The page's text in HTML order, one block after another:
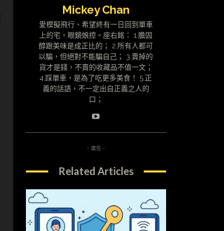
Mickey Chan
愛模擬飛行、希望終有一日回到單車
上的宅，眼鏡娘控。座右銘： 1.膽固
醇跟美味是成正比的； 2.所有人都可
以騙，但絕對不能騙自己； 3.賣掉的
貨才是錢，不賣的收藏品不值一文；
4.踩單車，是為了吃更多美食！ 5.正
義的話語，不一定出自正義之人的
口；
- 廣告 -
Related Articles